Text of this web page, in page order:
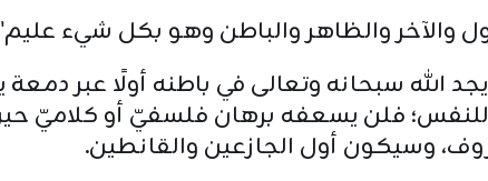
والآخر والظاهر والباطن وهو بكل شيء
الله سبحانه وتعالى في باطنه أولًا عبر
للنفس؛ فلن يسعفه برهان فلسفيّ أو كلاميّ
وسيكون أول الجازعين والقانطين.